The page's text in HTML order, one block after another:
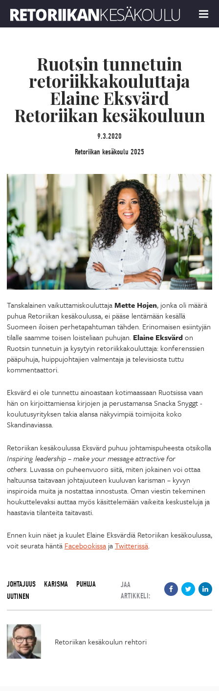
MENU
Ruotsin tunnetuin
retoriikkakouluttaja
Elaine Eksvärd
Retoriikan kesäkouluun
9.3.2020
Retoriikan kesäkoulu 2025
Tanskalainen vaikuttamiskouluttajaMette Højen, jonka oli määrä
puhua Retoriikan kesäkoulussa, ei pääse lentämään kesällä
Suomeen iloisen perhetapahtuman tähden. Erinomaisen esiintyjän
tilalle saamme toisen loisteliaan puhujan. Elaine Eksvärdon
Ruotsin tunnetuin ja kysytyin retoriikkakouluttaja: konferenssien
pääpuhuja, huippujohtajien valmentaja ja televisiosta tuttu
kommentaattori.
Eksvärd ei ole tunnettu ainoastaan kotimaassaan Ruotsissa vaan
hän on kirjoittamiensa kirjojen ja perustamansa Snacka Snyggt -
koulutusyrityksen takia alansa näkyvimpiä toimijoita koko
Skandinaviassa.
Retoriikan kesäkoulussa Eksvärd puhuu johtamispuheesta otsikolla
Inspiring leadership – make your message attractive for
others. Luvassa on puheenvuoro siitä, miten jokainen voi ottaa
haltuunsa taitavaan johtajuuteen kuuluvan karisman – kyvyn
inspiroida muita ja nostattaa innostusta. Oman viestin tekeminen
houkuttelevaksi auttaa myös käsittelemään vaikeita keskusteluja ja
haastavia tilanteita taitavasti.
Ennen kuin näet ja kuulet Elaine Eksvärdiä Retoriikan kesäkoulussa,
voit seurata häntä Facebookissa jaTwitterissä.
JOHTAJUUS KARISMA
PUHUJA
UUTINEN
JAA
ARTIKKELI:
Retoriikan kesäkoulun rehtori